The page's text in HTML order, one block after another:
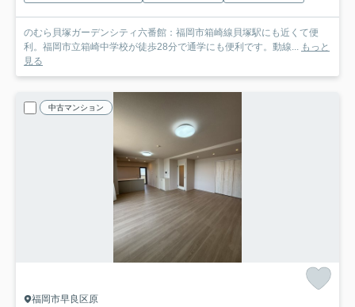
のむら貝塚ガーデンシティ六番館：福岡市箱崎線貝塚駅にも近くて便
利。福岡市立箱崎中学校が徒歩28分で通学にも便利です。動線... もっと
見る
中古マンション
福岡市早良区原